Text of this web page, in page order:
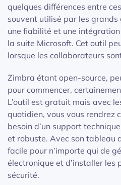
quelques différences entre
souvent utilisé par les
une fiabilité et une
la suite Microsoft. Cet outil
lorsque les collaborateurs
Zimbra étant open-source,
pour commencer,
L’outil est gratuit mais avec
quotidien, vous vous rendrez
besoin d’un support
et robuste. Avec son tableau
facile pour n’importe qui de
électronique et d’installer les
sécurité.